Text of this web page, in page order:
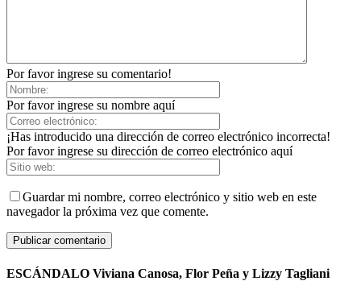
Por favor ingrese su comentario!
Por favor ingrese su nombre aquí
¡Has introducido una dirección de correo electrónico incorrecta!
Por favor ingrese su dirección de correo electrónico aquí
Guardar mi nombre, correo electrónico y sitio web en este
navegador la próxima vez que comente.
ESCÁNDALO Viviana Canosa, Flor Peña y Lizzy Tagliani